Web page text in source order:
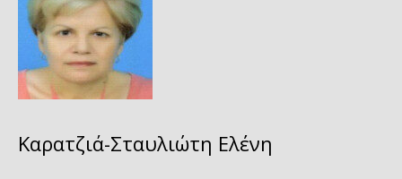
Καρατζιά-Σταυλιώτη Ελένη